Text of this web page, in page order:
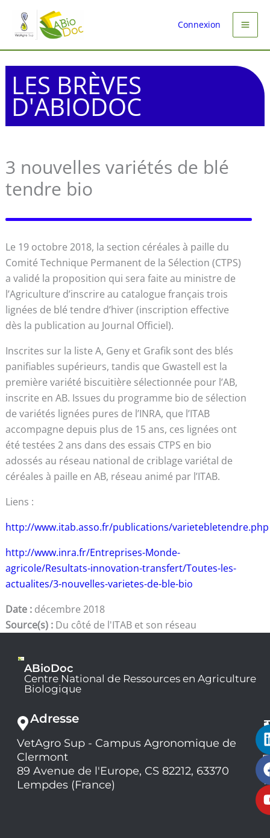
contenu
Connexion
LES BRÈVES
D'ABIODOC
3 nouvelles variétés de blé
tendre bio
Le 19 octobre 2018, la section céréales à paille du
Comité Technique Permanent de la Sélection (CTPS)
a validé la proposition qui sera faite au ministre de
l’Agriculture d’inscrire au catalogue français trois
lignées de blé tendre d’hiver (inscription effective
dès la publication au Journal Officiel).
Inscrites sur la liste A, Geny et Grafik sont des blés
panifiables supérieurs, tandis que Gwastell est la
première variété biscuitière sélectionnée pour l’AB,
inscrite en AB. Issues du programme bio de sélection
de variétés lignées pures de l’INRA, que l’ITAB
accompagne depuis plus de 15 ans, ces lignées ont
été testées 2 ans dans des essais CTPS en bio
adossés au réseau national de criblage variétal de
céréales à paille en AB, réseau animé par l’ITAB.
Liens :
http://www.itab.asso.fr/publications/varietebletendre.php
http://www.inra.fr/Entreprises-Monde-
agricole/Resultats-innovation-transfert/Toutes-les-
actualites/3-nouvelles-varietes-de-ble-bio
Date : décembre 2018
Source(s) : Du côté de l'ITAB et son réseau
ABioDoc
Centre National de Ressources en Agriculture
Biologique
Adresse
VetAgro Sup - Campus Agronomique de
Clermont
89 Avenue de l'Europe, CS 82212, 63370
Lempdes (France)